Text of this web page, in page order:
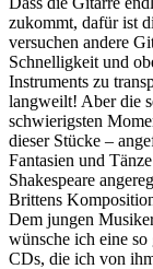
zukommt, dafür ist
versuchen andere
Schnelligkeit und
Instruments zu
langweilt! Aber die
schwierigsten
dieser Stücke –
Fantasien und
Shakespeare
Brittens
Dem jungen
wünsche ich eine
CDs, die ich von